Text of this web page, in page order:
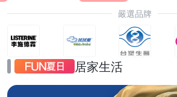
嚴選品牌
居家生活